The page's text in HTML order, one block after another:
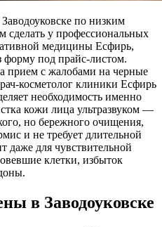
по низким
сделать у профессиональных
медицины Есфирь,
форму под прайс-листом.
прием с жалобами на черные
косметолог клиники Есфирь
необходимость именно
кожи лица ультразвуком —
но бережного очищения,
и не требует длительной
даже для чувствительной
клетки, избыток
в Заводоуковске